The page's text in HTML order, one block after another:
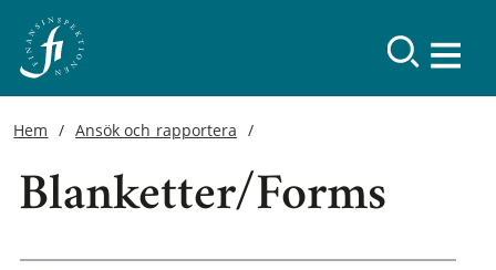
Hem Ansök och rapportera
Blanketter/Forms